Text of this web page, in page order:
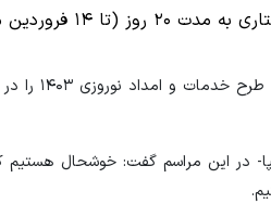
اجرایی خواهد شد.
ایسنا:
در این مراسم گفت: خوشحال هستیم